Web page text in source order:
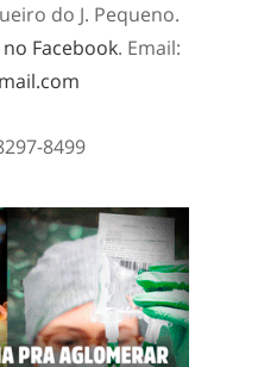
do J. Pequeno.
Facebook. Email:
8499